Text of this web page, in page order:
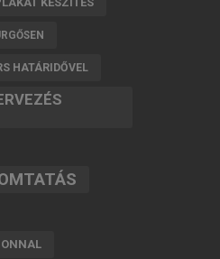
HATÁRIDŐVEL